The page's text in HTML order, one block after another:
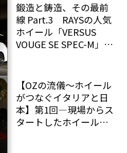
鍛造と鋳造、その最前
線 Part.3 RAYSの人気
ホイール「VERSUS
VOUGE SE SPEC-M」と
Ⅳ」をヴェルファイア
で検証する
【OZの流儀〜ホイール
がつなぐイタリアと日
本】第1回―現場からス
タートしたホイール人